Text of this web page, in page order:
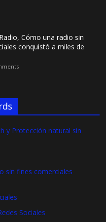
Cómo una radio sin
conquistó a miles de
y Protección natural sin
sin fines comerciales
Sociales